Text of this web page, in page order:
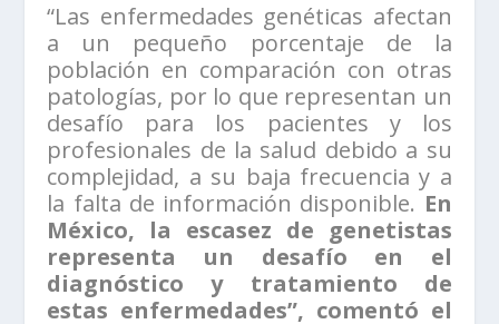
“Las enfermedades genéticas afectan
a un pequeño porcentaje de la
población en comparación con otras
patologías, por lo que representan un
desafío para los pacientes y los
profesionales de la salud debido a su
complejidad, a su baja frecuencia y a
la falta de información disponible. En
México, la escasez de genetistas
representa un desafío en el
diagnóstico y tratamiento de
estas enfermedades”, comentó el